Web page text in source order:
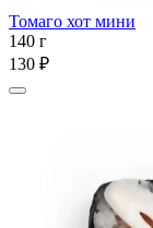
Томаго хот мини
140 г
130 ₽